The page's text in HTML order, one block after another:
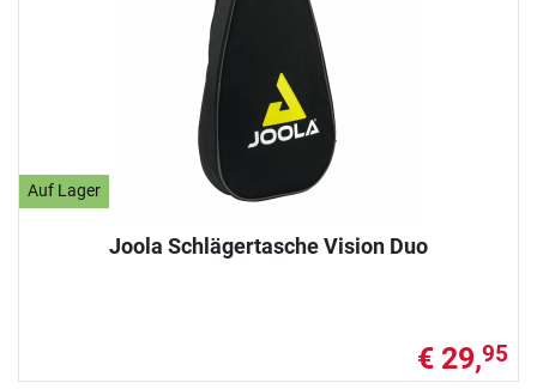
Auf Lager
Joola Schlägertasche Vision Duo
€ 29,95